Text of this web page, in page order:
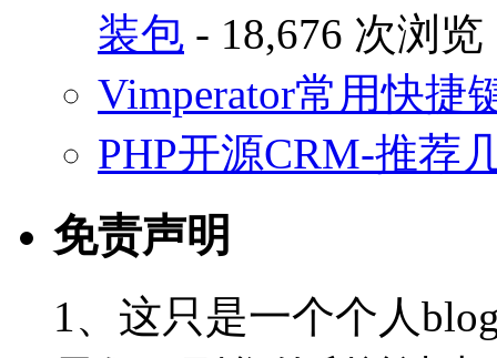
装包 - 18,676 次浏览
Vimperator常用快捷
PHP开源CRM-推荐
免责声明
1、这只是一个个人